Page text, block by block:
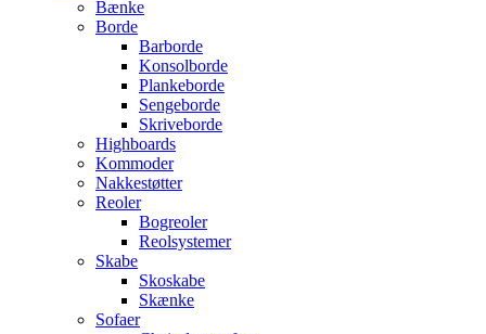
Bænke
Borde
Barborde
Konsolborde
Plankeborde
Sengeborde
Skriveborde
Highboards
Kommoder
Nakkestøtter
Reoler
Bogreoler
Reolsystemer
Skabe
Skoskabe
Skænke
Sofaer